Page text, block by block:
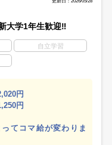
大学1年生歓迎‼
自立学習
円
円
てコマ給が変わりま